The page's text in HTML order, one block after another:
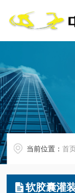
当前位置：首
软胶囊灌